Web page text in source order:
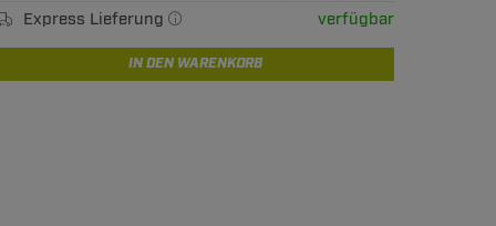
Express Lieferung
verfügbar
IN DEN WARENKORB